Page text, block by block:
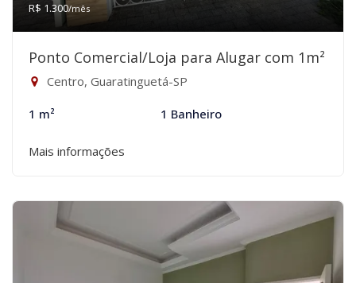
R$ 1.300/mês
Ponto Comercial/Loja para Alugar com 1m²
Centro, Guaratinguetá-SP
1 m² 1 Banheiro
Mais informações